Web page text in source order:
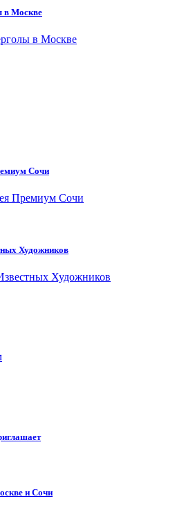
в Москве
Сочи
Художников
и Сочи